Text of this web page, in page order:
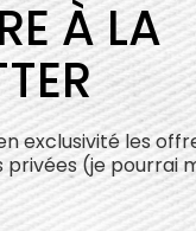
À LA
exclusivité les
(je pourrai